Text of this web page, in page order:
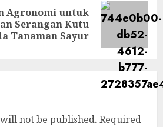
Agronomi untuk
Serangan Kutu
Tanaman Sayur
not be published. Required